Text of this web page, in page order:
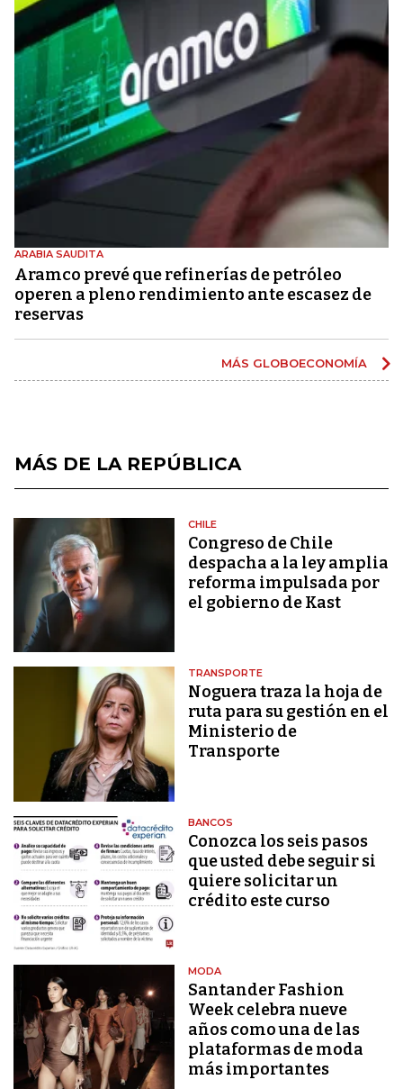
ARABIA SAUDITA
Aramco prevé que refinerías de petróleo
operen a pleno rendimiento ante escasez de
reservas
MÁS GLOBOECONOMÍA
MÁS DE LA REPÚBLICA
CHILE
Congreso de Chile
despacha a la ley amplia
reforma impulsada por
el gobierno de Kast
TRANSPORTE
Noguera traza la hoja de
ruta para su gestión en el
Ministerio de
Transporte
BANCOS
Conozca los seis pasos
que usted debe seguir si
quiere solicitar un
crédito este curso
MODA
Santander Fashion
Week celebra nueve
años como una de las
plataformas de moda
más importantes